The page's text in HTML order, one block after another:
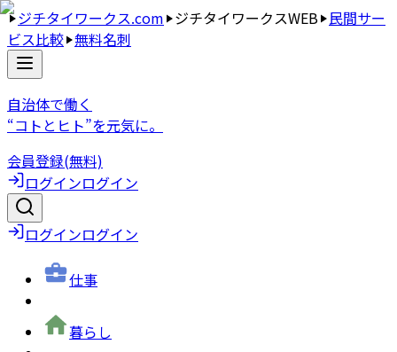
ジチタイワークス.com ジチタイワークスWEB 民間サー
ビス比較 無料名刺
自治体で働く
“コトとヒト”を元気に。
会員登録(無料)
ログインログイン
ログインログイン
仕事
暮らし